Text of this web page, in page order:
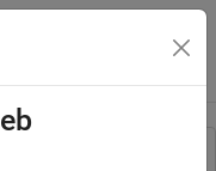
navigazione